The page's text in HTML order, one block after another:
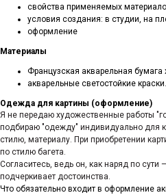
свойства применяемых
условия создания: в студии, на
оформление
Материалы
Французская акварельная бумага
акварельные светостойкие краски.
Одежда для картины (оформление)
Я не передаю художественные работы
подбираю "одежду" индивидуально для
стилю, материалу. При приобретении
по стилю багета.
Согласитесь, ведь он, как наряд по сути
подчеркивает достоинства.
Что обязательно входит в оформление